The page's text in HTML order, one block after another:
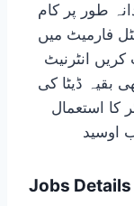
طور پر کام
فارمیٹ میں
انٹرنیٹ
بقیہ ڈیٹا کی
کا استعمال
Jobs Details